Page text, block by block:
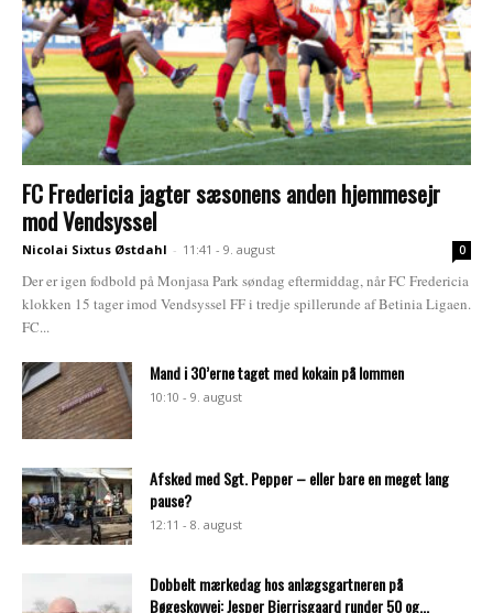
FC Fredericia jagter sæsonens anden hjemmesejr
mod Vendsyssel
Nicolai Sixtus Østdahl - 11:41 - 9. august 0
Der er igen fodbold på Monjasa Park søndag eftermiddag, når FC Fredericia
klokken 15 tager imod Vendsyssel FF i tredje spillerunde af Betinia Ligaen.
FC...
Mand i 30’erne taget med kokain på lommen
10:10 - 9. august
Afsked med Sgt. Pepper – eller bare en meget lang
pause?
12:11 - 8. august
Dobbelt mærkedag hos anlægsgartneren på
Bøgeskovvej: Jesper Bjerrisgaard runder 50 og...